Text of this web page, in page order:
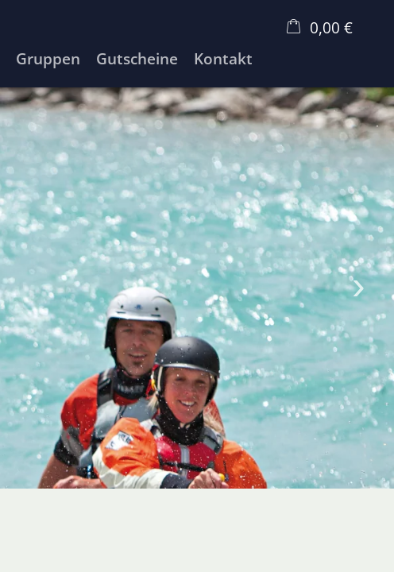
Gruppen Gutscheine Kontakt
0,00 €
Warenkorb ist leer